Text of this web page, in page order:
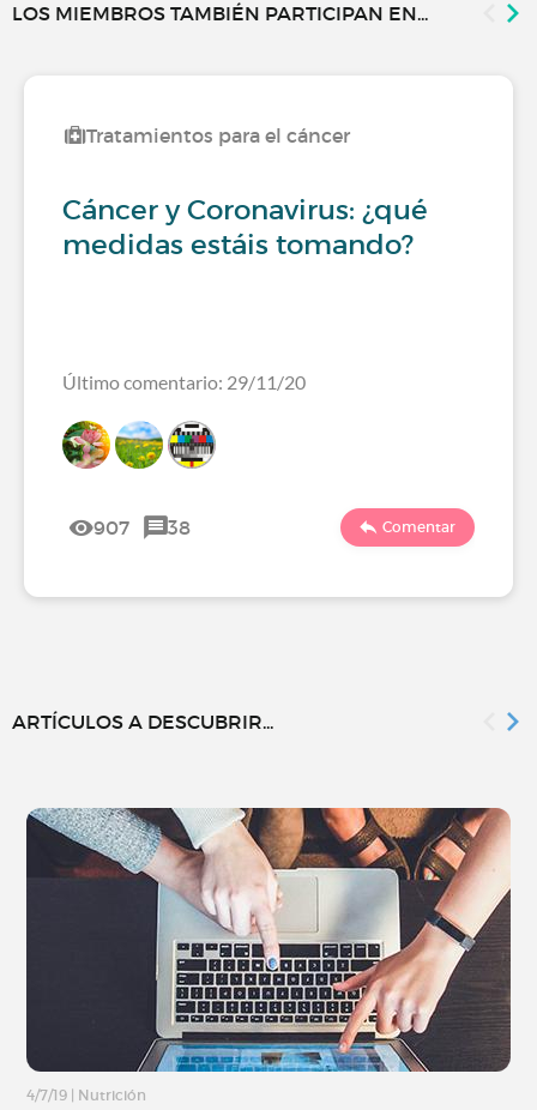
LOS MIEMBROS TAMBIÉN PARTICIPAN EN...
Tratamientos para el cáncer
Cáncer y Coronavirus: ¿qué
medidas estáis tomando?
Último comentario: 29/11/20
907 38 Comentar
ARTÍCULOS A DESCUBRIR...
4/7/19 Nutrición